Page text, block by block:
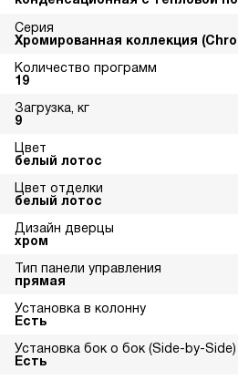
Серия
Хромированная коллекция
Количество программ
19
Загрузка, кг
9
Цвет
белый лотос
Цвет отделки
белый лотос
Дизайн дверцы
хром
Тип панели управления
прямая
Установка в колонну
Есть
Установка бок о бок (Side-by-Side)
Есть